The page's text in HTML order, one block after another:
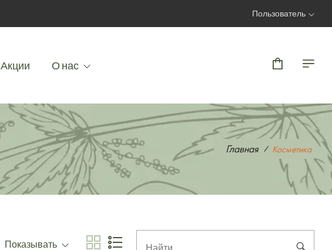
Пользователь
Акции О нас
Главная Косметика
Показывать